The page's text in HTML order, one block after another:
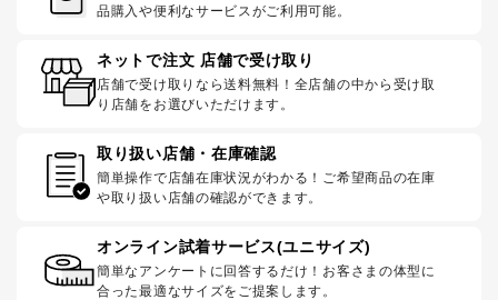
品購入や便利なサービスがご利用可能。
ネットで注文 店舗で受け取り
店舗で受け取りなら送料無料！全店舗の中から受け取
り店舗をお選びいただけます。
取り扱い店舗・在庫確認
簡単操作で店舗在庫状況がわかる！ご希望商品の在庫
や取り扱い店舗の確認ができます。
オンライン試着サービス(ユニサイズ)
簡単なアンケートに回答するだけ！お客さまの体型に
合った最適なサイズをご提案します。